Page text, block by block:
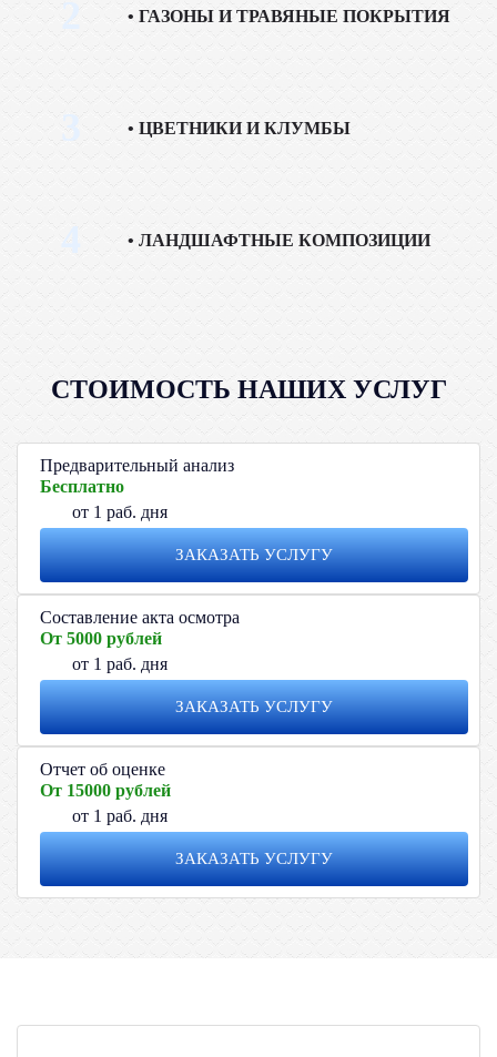
2 ГАЗОНЫ И ТРАВЯНЫЕ ПОКРЫТИЯ
3 ЦВЕТНИКИ И КЛУМБЫ
4 ЛАНДШАФТНЫЕ КОМПОЗИЦИИ
СТОИМОСТЬ НАШИХ УСЛУГ
Предварительный анализ
Бесплатно
от 1 раб. дня
ЗАКАЗАТЬ УСЛУГУ
Составление акта осмотра
От 5000 рублей
от 1 раб. дня
ЗАКАЗАТЬ УСЛУГУ
Отчет об оценке
От 15000 рублей
от 1 раб. дня
ЗАКАЗАТЬ УСЛУГУ